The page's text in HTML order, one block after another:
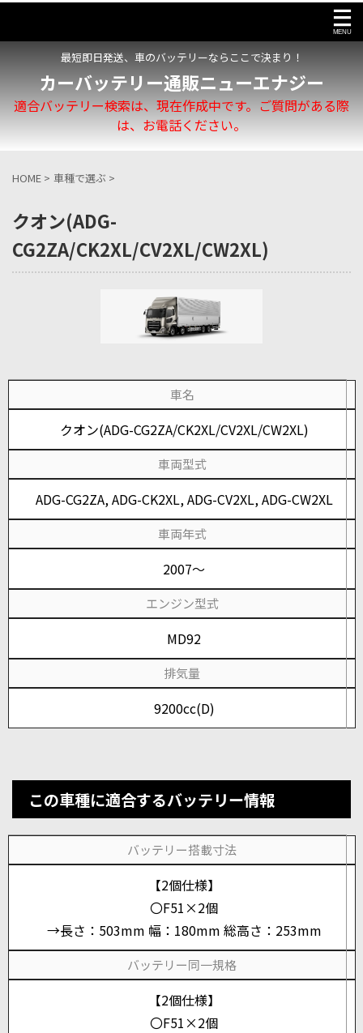
最短即日発送、車のバッテリーならここで決まり！
カーバッテリー通販ニューエナジー
適合バッテリー検索は、現在作成中です。ご質問がある際
は、お電話ください。
HOME > 車種で選ぶ >
クオン(ADG-
CG2ZA/CK2XL/CV2XL/CW2XL)
車名
クオン(ADG-CG2ZA/CK2XL/CV2XL/CW2XL)
車両型式
ADG-CG2ZA, ADG-CK2XL, ADG-CV2XL, ADG-CW2XL
車両年式
2007～
エンジン型式
MD92
排気量
9200cc(D)
この車種に適合するバッテリー情報
バッテリー搭載寸法
【2個仕様】
〇F51×2個
→長さ：503mm 幅：180mm 総高さ：253mm
バッテリー同一規格
【2個仕様】
〇F51×2個